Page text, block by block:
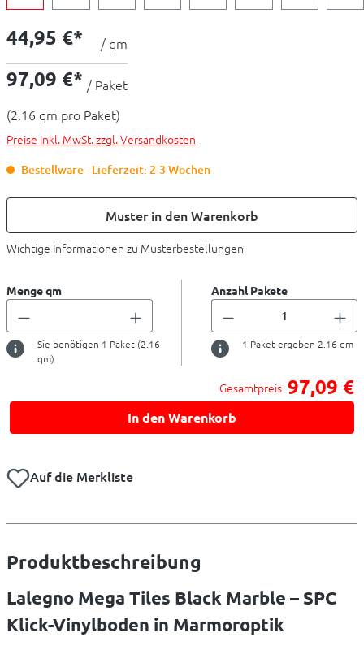
44,95 €* / qm
97,09 €* / Paket
(2.16 qm pro Paket)
Preise inkl. MwSt. zzgl. Versandkosten
Bestellware - Lieferzeit: 2-3 Wochen
Muster in den Warenkorb
Wichtige Informationen zu Musterbestellungen
Menge qm
Sie benötigen 1 Paket (2.16
qm)
Anzahl Pakete
1 Paket ergeben 2.16 qm
Gesamtpreis 97,09 €
In den Warenkorb
Auf die Merkliste
Produktbeschreibung
Lalegno Mega Tiles Black Marble – SPC
Klick-Vinylboden in Marmoroptik